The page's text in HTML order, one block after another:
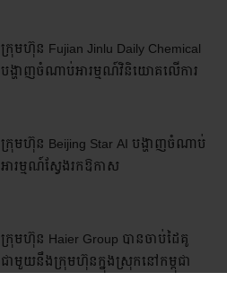
ឆ្នាំ២០២៥
ក្រុមហ៊ុន Fujian Jinlu Daily Chemical
បង្ហាញចំណាប់អារម្មណ៍វិនិយោគលើការ
ក្រុមហ៊ុន Beijing Star AI បង្ហាញចំណាប់
អារម្មណ៍ស្វែងរកឱកាស
ក្រុមហ៊ុន Haier Group បានចាប់ដៃគូ
ជាមួយនឹងក្រុមហ៊ុនក្នុងស្រុកនៅកម្ពុជា